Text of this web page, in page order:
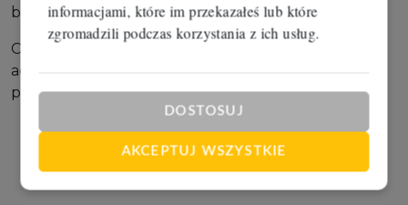
informacjami, które im przekazałeś lub które
zgromadzili podczas korzystania z ich usług.
DOSTOSUJ
AKCEPTUJ WSZYSTKIE
biurowych w biurowcu w sąsiednim budynku.
Oprócz czynszu najmu dojdą jeszcze koszty
administracyjne ok7,50 zł netto/m2 oraz opłaty za
prąd i gaz wg zużycia.